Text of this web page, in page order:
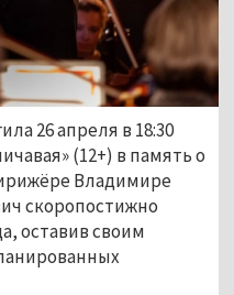
26 апреля в 18:30
(12+) в память о
Владимире
скоропостижно
оставив своим